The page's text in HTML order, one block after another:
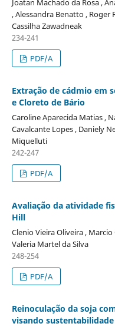
Joatan Machado da Rosa ,
, Alessandra Benatto , Roger
Cassilha Zawadneak
234-241
PDF/A
Extração de cádmio em
e Cloreto de Bário
Caroline Aparecida Matias ,
Cavalcante Lopes , Daniely
Miquelluti
242-247
PDF/A
Avaliação da atividade
Hill
Clenio Vieira Oliveira ,
Valeria Martel da Silva
248-254
PDF/A
Reinoculação da soja
visando